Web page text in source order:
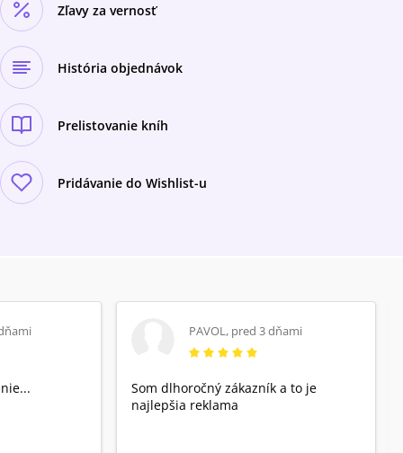
Zľavy za vernosť
História objednávok
Prelistovanie kníh
Pridávanie do Wishlist-u
PAVOL, pred 3 dňami
Som dlhoročný zákazník a to je
najlepšia reklama